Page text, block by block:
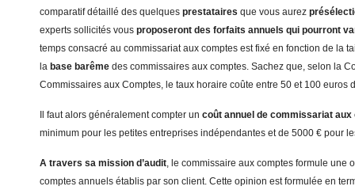
comparatif détaillé des quelques prestataires que vous aurez
experts sollicités vous proposeront des forfaits annuels qui pourront
temps consacré au commissariat aux comptes est fixé en fonction de la
la base barême des commissaires aux comptes. Sachez que, selon la
Commissaires aux Comptes, le taux horaire coûte entre 50 et 100 euros
Il faut alors généralement compter un coût annuel de commissariat aux
minimum pour les petites entreprises indépendantes et de 5000 € pour
A travers sa mission d’audit, le commissaire aux comptes formule une
comptes annuels établis par son client. Cette opinion est formulée en